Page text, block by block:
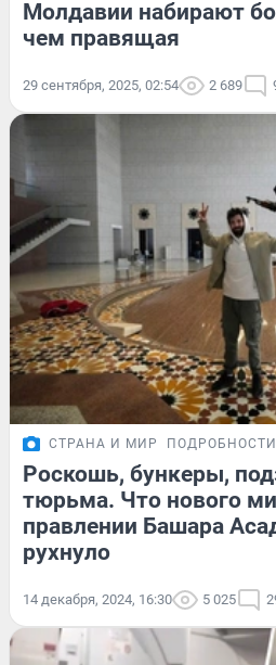
Молдавии набирают
чем правящая
29 сентября, 2025, 02:54 2 689
СТРАНА И МИР ПОДРОБНОСТИ
Роскошь, бункеры,
тюрьма. Что нового
правлении Башара
рухнуло
14 декабря, 2024, 16:30 5 025